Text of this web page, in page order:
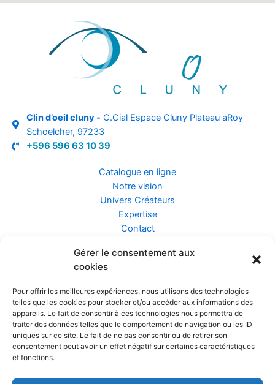
Gérer le consentement aux
cookies
Pour offrir les meilleures expériences, nous utilisons des technologies
telles que les cookies pour stocker et/ou accéder aux informations des
appareils. Le fait de consentir à ces technologies nous permettra de
traiter des données telles que le comportement de navigation ou les ID
uniques sur ce site. Le fait de ne pas consentir ou de retirer son
consentement peut avoir un effet négatif sur certaines caractéristiques
et fonctions.
Clin d’oeil cluny - C.Cial Espace Cluny Plateau aRoy
Schoelcher, 97233
+596 596 63 10 39
Catalogue en ligne
Notre vision
Univers Créateurs
Expertise
Contact
Assurance ZEN
Confidentialité et Données
Conditions Générales de Vente